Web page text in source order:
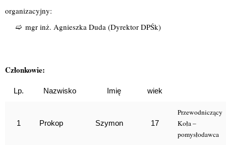
organizacyjny:
mgr inż. Agnieszka Duda (Dyrektor DPŚk)
Członkowie:
Lp. Nazwisko Imię wiek
1 Prokop Szymon 17
Przewodniczący
Koła –
pomysłodawca